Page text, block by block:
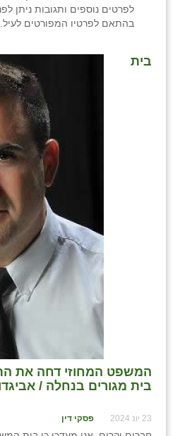
לפרטים נוספים ותגובות ניתן
בהתאם לפרטיו המפורטים לעיל.
בית
המשפט המחוזי דחה את
בית מגורים בנחלה /
23 יונ 2024 פסקי דין